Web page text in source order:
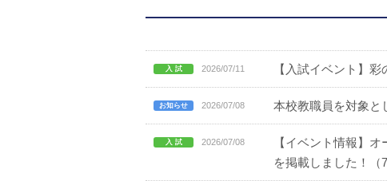
広報佐野日大
学則（令和8年度～）
2026/07/11 【入試イベント】
2026/07/08 本校教職員を対象と
2026/07/08
【イベント情報】
を掲載しました！（